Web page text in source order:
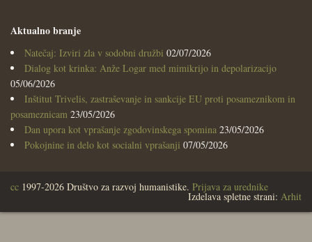
Aktualno branje
Natečaj: Izviri zla v sodobni družbi 02/07/2026
Dialog kot krinka: Anže Logar med mimikrijo in depolarizacijo
05/06/2026
Inštitut Trivelis, zastraševanje in sankcije EU proti posameznikom in
posameznicam 23/05/2026
Dan upora kot vprašanje zgodovinskega spomina 23/05/2026
Pokojnine in delo kot socialni vprašanji 07/05/2026
cc 1997-2026 Društvo za razvoj humanistike. Prijava za urednike
Izdelava spletne strani: Arhit